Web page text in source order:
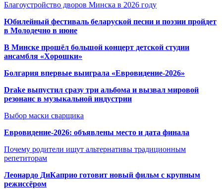
Благоустройство дворов Минска в 2026 году
Юбилейный фестиваль беларуской песни и поэзии пройдет
в Молодечно в июне
В Минске прошёл большой концерт детской студии
ансамбля «Хорошки»
Болгария впервые выиграла «Евровидение-2026»
Drake выпустил сразу три альбома и вызвал мировой
резонанс в музыкальной индустрии
Выбор маски сварщика
Евровидение-2026: объявлены место и дата финала
Почему родители ищут альтернативы традиционным
репетиторам
Леонардо ДиКаприо готовит новый фильм с крупным
режиссёром